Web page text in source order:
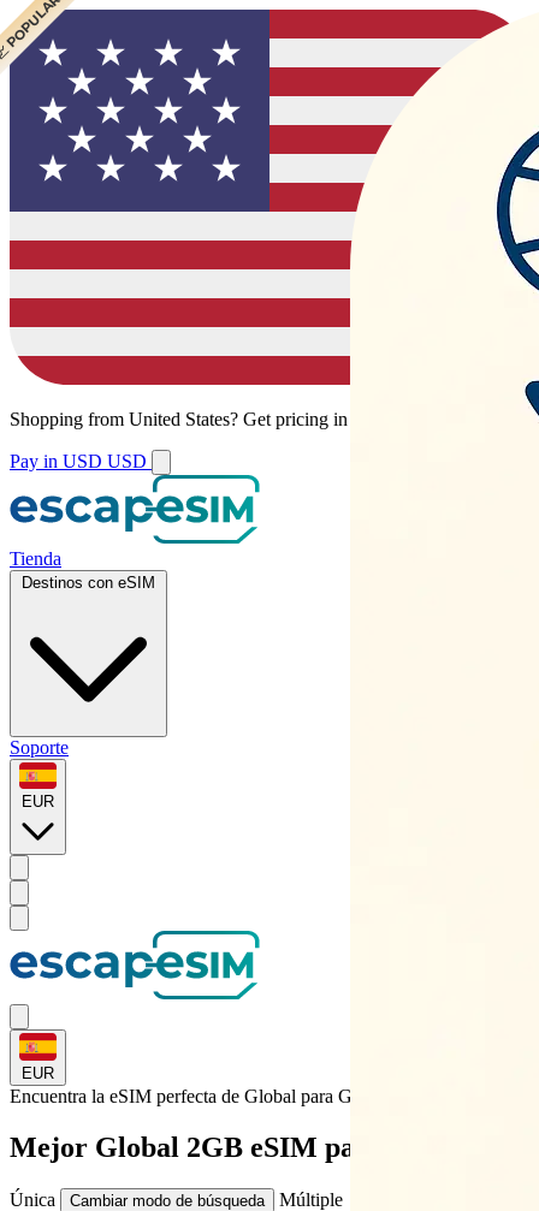
Shopping from United States? Get pricing in your local currency.
Pay in USD USD
Tienda
Destinos con eSIM
Soporte
EUR
EUR
Encuentra la eSIM perfecta de Global para Georgia
Mejor Global 2GB eSIM para Georgia
Única Cambiar modo de búsqueda
Múltiple